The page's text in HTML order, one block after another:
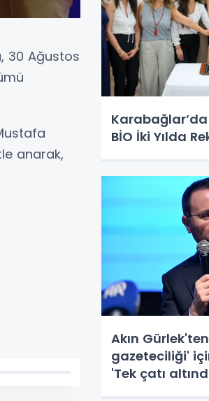
30 Ağustos
anarak,
BİO İki Yılda
Akın
gazeteciliği'
'Tek çatı